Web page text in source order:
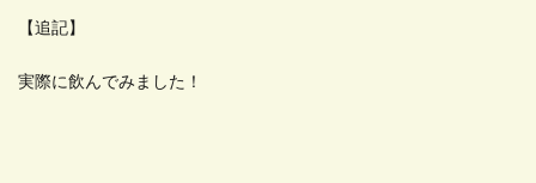
【追記】
実際に飲んでみました！